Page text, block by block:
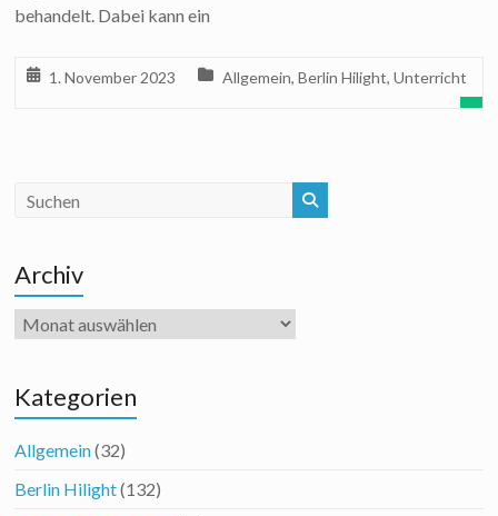
behandelt. Dabei kann ein
1. November 2023 Allgemein,Berlin Hilight,Unterricht
Archiv
Archiv
Kategorien
Allgemein(32)
Berlin Hilight(132)